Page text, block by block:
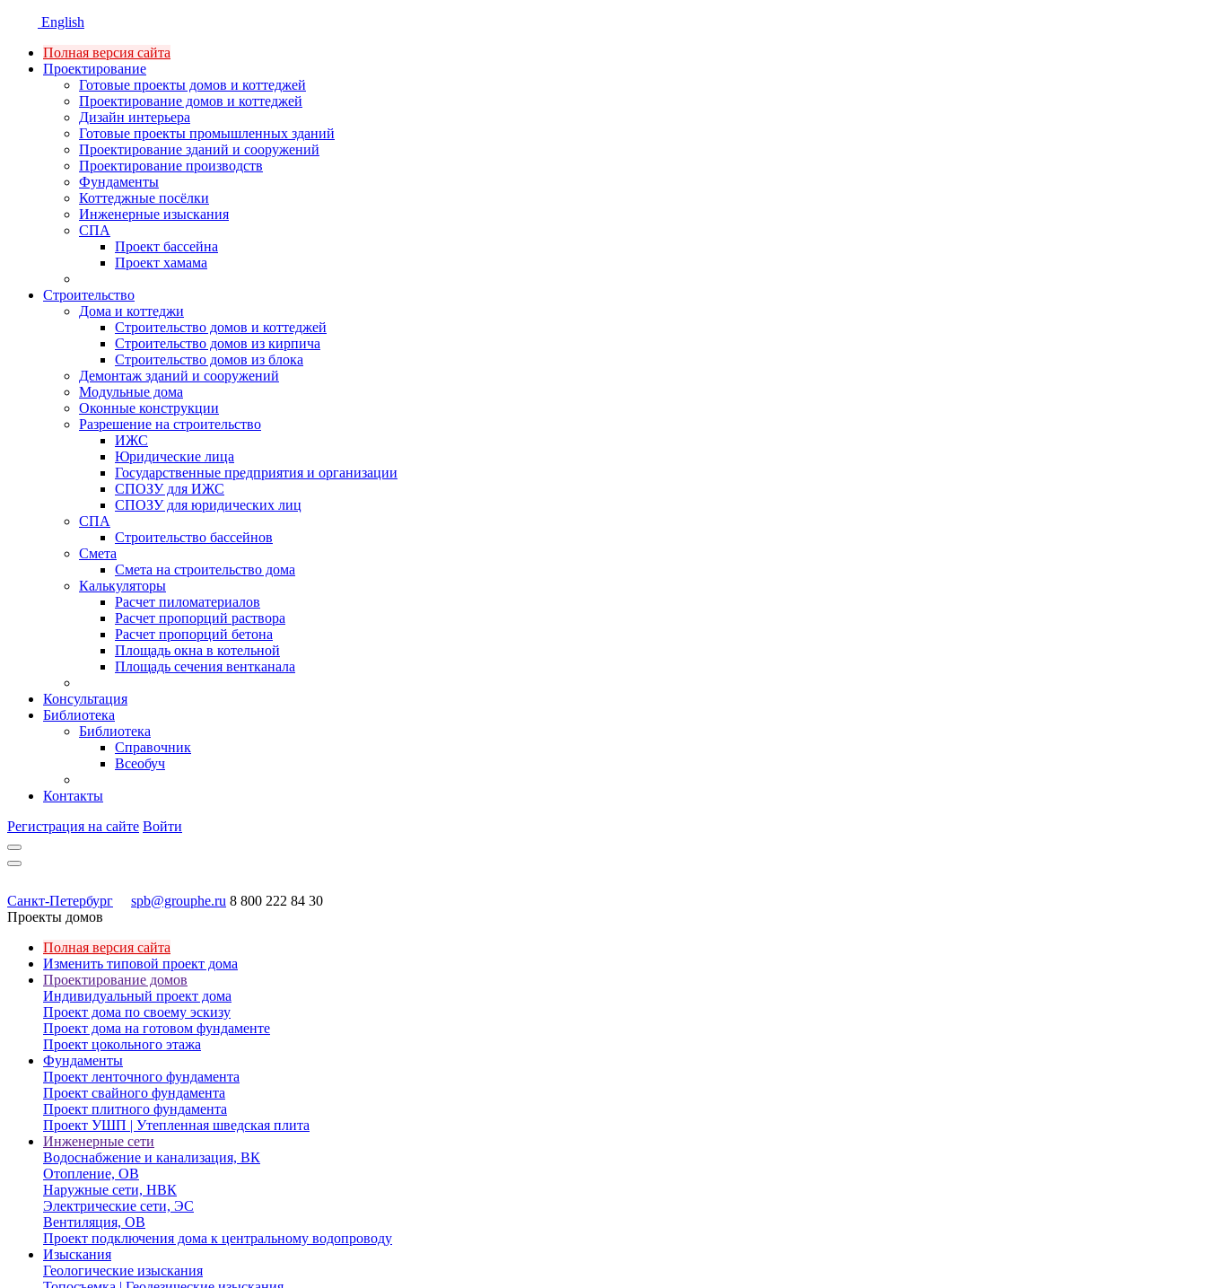
English
Полная версия сайта
Проектирование
Готовые проекты домов и коттеджей
Проектирование домов и коттеджей
Дизайн интерьера
Готовые проекты промышленных зданий
Проектирование зданий и сооружений
Проектирование производств
Фундаменты
Коттеджные посёлки
Инженерные изыскания
СПА
Проект бассейна
Проект хамама
Строительство
Дома и коттеджи
Строительство домов и коттеджей
Строительство домов из кирпича
Строительство домов из блока
Демонтаж зданий и сооружений
Модульные дома
Оконные конструкции
Разрешение на строительство
ИЖС
Юридические лица
Государственные предприятия и организации
СПОЗУ для ИЖС
СПОЗУ для юридических лиц
СПА
Строительство бассейнов
Смета
Смета на строительство дома
Калькуляторы
Расчет пиломатериалов
Расчет пропорций раствора
Расчет пропорций бетона
Площадь окна в котельной
Площадь сечения вентканала
Консультация
Библиотека
Библиотека
Справочник
Всеобуч
Контакты
Регистрация на сайте Войти
Санкт-Петербург spb@grouphe.ru 8 800 222 84 30
Проекты домов
Полная версия сайта
Изменить типовой проект дома
Проектирование домов
Индивидуальный проект дома
Проект дома по своему эскизу
Проект дома на готовом фундаменте
Проект цокольного этажа
Фундаменты
Проект ленточного фундамента
Проект свайного фундамента
Проект плитного фундамента
Проект УШП | Утепленная шведская плита
Инженерные сети
Водоснабжение и канализация, ВК
Отопление, ОВ
Наружные сети, НВК
Электрические сети, ЭС
Вентиляция, ОВ
Проект подключения дома к центральному водопроводу
Изыскания
Геологические изыскания